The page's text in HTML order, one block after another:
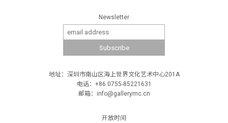
Newsletter
地址：深圳市南山区海上世界文化艺术中心201A
电话：+86 0755-85221631
邮箱：info@gallerymc.cn
开放时间